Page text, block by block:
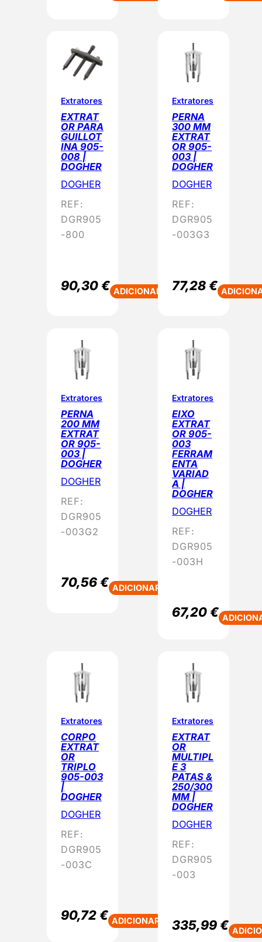
Extratores
EXTRAT
OR PARA
GUILLOT
INA 905-
008 |
DOGHER
DOGHER
REF:
DGR905
-800
90,30€ ADICIONAR
Extratores
PERNA
300 MM
EXTRAT
OR 905-
003 |
DOGHER
DOGHER
REF:
DGR905
-003G3
77,28€
Extratores
PERNA
200 MM
EXTRAT
OR 905-
003 |
DOGHER
DOGHER
REF:
DGR905
-003G2
70,56€ ADICIONAR
Extratores
EIXO
EXTRAT
OR 905-
003
FERRAM
ENTA
VARIAD
A |
DOGHER
DOGHER
REF:
DGR905
-003H
67,20€
Extratores
CORPO
EXTRAT
OR
TRIPLO
905-003
|
DOGHER
DOGHER
REF:
DGR905
-003C
90,72€ ADICIONAR
Extratores
EXTRAT
OR
MULTIPL
E 3
PATAS &
250/300
MM |
DOGHER
DOGHER
REF:
DGR905
-003
335,99€